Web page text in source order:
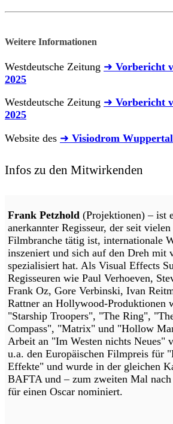
Weitere Informationen
Westdeutsche Zeitung ➜ Vorbericht
2025
Westdeutsche Zeitung ➜ Vorbericht
2025
Website des ➜ Visiodrom Wuppertal
Infos zu den Mitwirkenden
Frank Petzhold (Projektionen) – ist
anerkannter Regisseur, der seit
Filmbranche tätig ist, internationale
inszeniert und sich auf den Dreh mit
spezialisiert hat. Als Visual Effects
Regisseuren wie Paul Verhoeven,
Frank Oz, Gore Verbinski, Ivan
Rattner an Hollywood-Produktionen
"Starship Troopers", "The Ring",
Compass", "Matrix" und "Hollow
Arbeit an "Im Westen nichts Neues"
u.a. den Europäischen Filmpreis für
Effekte" und wurde in der gleichen
BAFTA und – zum zweiten Mal
für einen Oscar nominiert.